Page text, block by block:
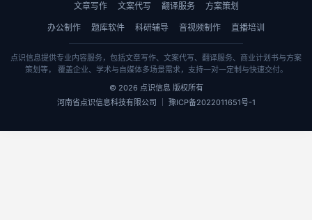
文章写作 文案代写 翻译服务 方案策划
办公制作 题库软件 科研辅导 音视频制作 直播培训
点识信息提供专业内容服务，包括文章写作、文案代写、翻译服务、商业计划书与方案
策划等， 覆盖企业、学术与自媒体多场景需求，支持一对一定制与快速交付。
© 2026 点识信息 版权所有
河南省点识信息科技有限公司 ｜ 豫ICP备2022011651号-1